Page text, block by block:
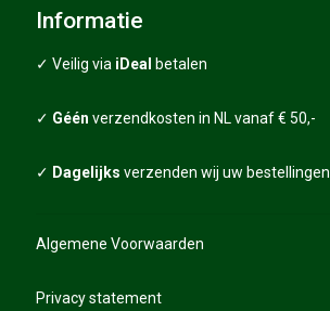
Informatie
✓ Veilig via iDeal betalen
✓ Géén verzendkosten in NL vanaf € 50,-
✓ Dagelijks verzenden wij uw bestellingen.
Algemene Voorwaarden
Privacy statement